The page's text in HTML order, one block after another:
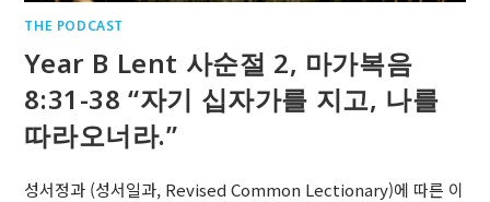
THE PODCAST
Year B Lent 사순절 2, 마가복음
8:31-38 “자기 십자가를 지고, 나를
따라오너라.”
성서정과 (성서일과, Revised Common Lectionary)에 따른 이